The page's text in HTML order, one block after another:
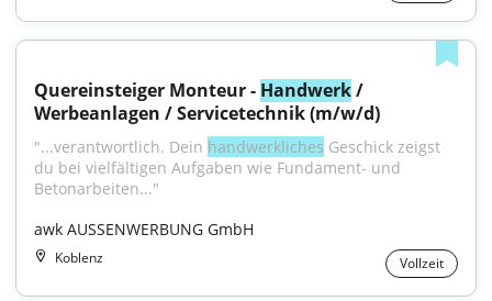
Quereinsteiger Monteur - Handwerk /
Werbeanlagen / Servicetechnik (m/w/d)
"...verantwortlich. Dein handwerkliches Geschick zeigst
du bei vielfältigen Aufgaben wie Fundament- und
Betonarbeiten..."
awk AUSSENWERBUNG GmbH
Koblenz Vollzeit